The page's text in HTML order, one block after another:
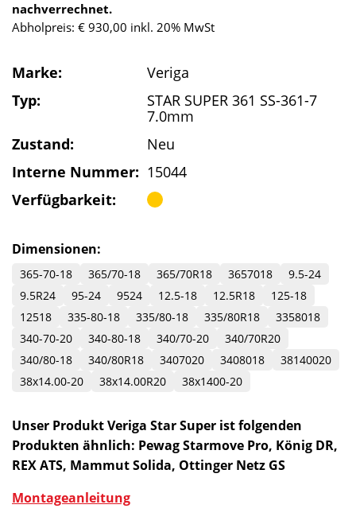
nachverrechnet.
Abholpreis: € 930,00 inkl. 20% MwSt
Marke:
Veriga
Typ:
STAR SUPER 361 SS-361-7
7.0mm
Zustand:
Neu
Interne Nummer: 15044
Verfügbarkeit:
Dimensionen:
365-70-18 365/70-18 365/70R18 3657018
9.5-24
9.5R24
95-24 9524 12.5-18 12.5R18
125-18
12518
335-80-18 335/80-18 335/80R18
3358018
340-70-20
340-80-18 340/70-20
340/70R20
340/80-18
340/80R18 3407020 3408018
38140020
38x14.00-20
38x14.00R20 38x1400-20
Unser Produkt Veriga Star Super ist folgenden
Produkten ähnlich: Pewag Starmove Pro, König DR,
REX ATS, Mammut Solida, Ottinger Netz GS
Montageanleitung